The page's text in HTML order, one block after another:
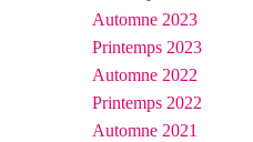
Automne 2023
Printemps 2023
Automne 2022
Printemps 2022
Automne 2021